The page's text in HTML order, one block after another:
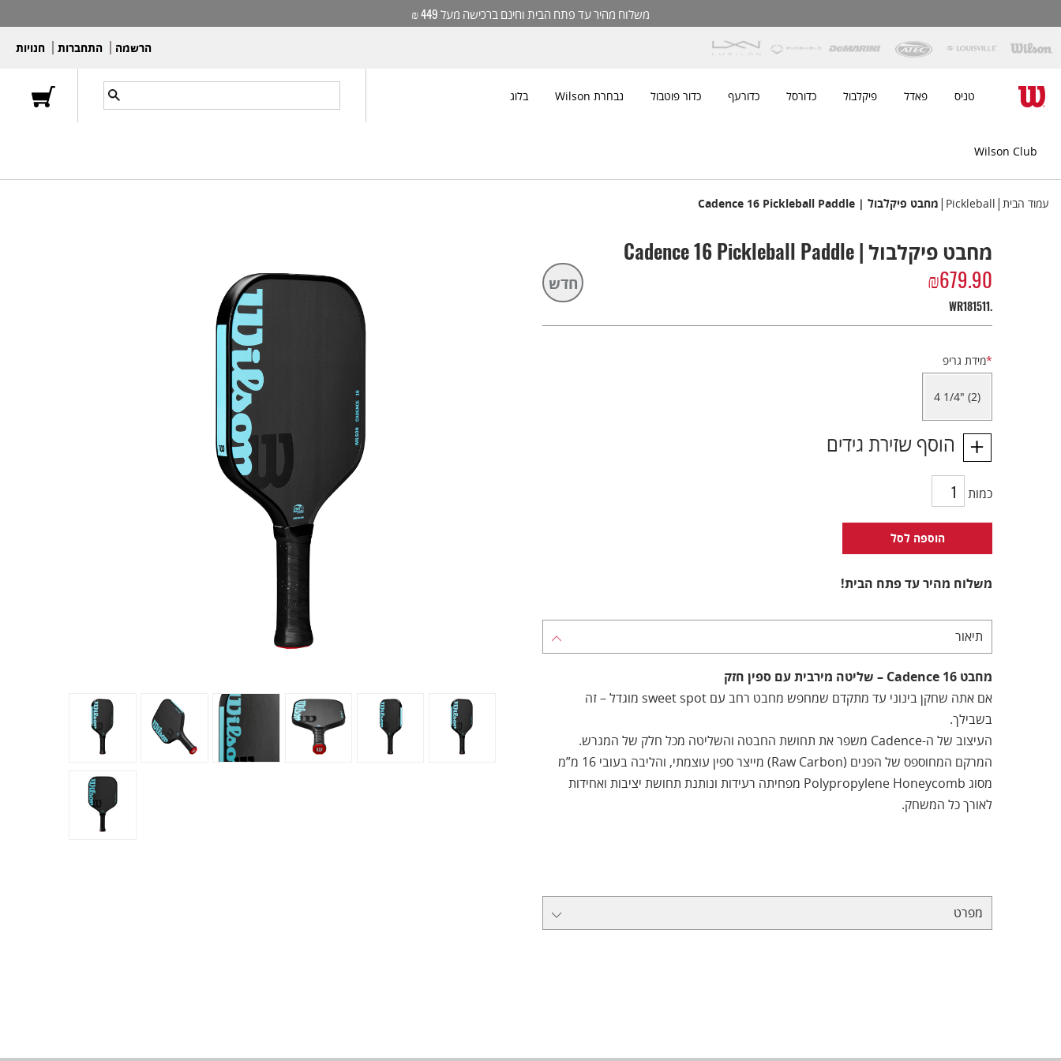
משלוח מהיר עד פתח הבית וחינם ברכישה מעל 449 ₪
הרשמה התחברות חנויות
טניס פאדל פיקלבול כדורסל כדורעף כדור פוטבול נבחרת Wilson בלוג
Wilson Club
עמוד הבית |
Pickleball
| מחבט פיקלבול | Cadence 16 Pickleball Paddle
מחבט פיקלבול | Cadence 16 Pickleball Paddle
חדש ₪679.90
WR181511.
*מידת גריפ
4 1/4" (2)
הוסף שזירת גידים
כמות
הוספה לסל
משלוח מהיר עד פתח הבית!
תיאור
מחבט Cadence 16 – שליטה מירבית עם ספין חזק
אם אתה שחקן בינוני עד מתקדם שמחפש מחבט רחב עם sweet spot מוגדל – זה
בשבילך.
העיצוב של ה-Cadence משפר את תחושת החבטה והשליטה מכל חלק של המגרש.
המרקם המחוספס של הפנים (Raw Carbon) מייצר ספין עוצמתי, והליבה בעובי 16 מ”מ
מסוג Polypropylene Honeycomb מפחיתה רעידות ונותנת תחושת יציבות ואחידות
לאורך כל המשחק.
מפרט